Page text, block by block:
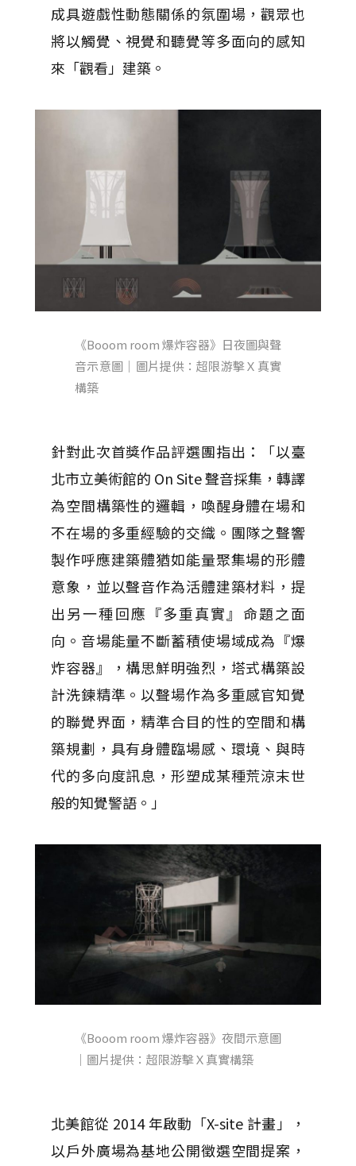
成具遊戲性動態關係的氛圍場，觀眾也
將以觸覺、視覺和聽覺等多面向的感知
來「觀看」建築。
《Booom room 爆炸容器》日夜圖與聲
音示意圖｜圖片提供：超限游擊Ｘ真實
構築
針對此次首獎作品評選團指出：「以臺
北市立美術館的 On Site 聲音採集，轉譯
為空間構築性的邏輯，喚醒身體在場和
不在場的多重經驗的交織。團隊之聲響
製作呼應建築體猶如能量聚集場的形體
意象，並以聲音作為活體建築材料，提
出另一種回應『多重真實』命題之面
向。音場能量不斷蓄積使場域成為『爆
炸容器』，構思鮮明強烈，塔式構築設
計洗鍊精準。以聲場作為多重感官知覺
的聯覺界面，精準合目的性的空間和構
築規劃，具有身體臨場感、環境、與時
代的多向度訊息，形塑成某種荒涼末世
般的知覺警語。」
《Booom room 爆炸容器》夜間示意圖
｜圖片提供：超限游擊Ｘ真實構築
北美館從 2014 年啟動「X-site 計畫」，
以戶外廣場為基地公開徵選空間提案，